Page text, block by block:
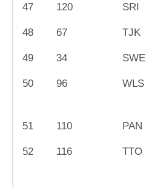
47 120 SRI
48 67 TJK
49 34 SWE
50 96 WLS
51 110 PAN
52 116 TTO